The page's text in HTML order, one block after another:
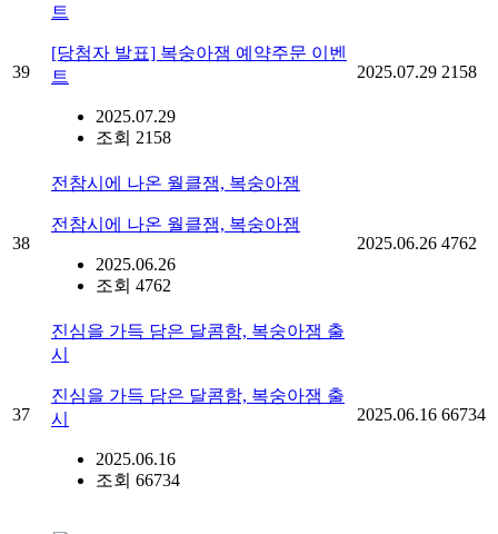
39
트
[당첨자 발표] 복숭아잼 예약주문 이벤
트
2025.07.29
조회 2158
2025.07.29 2158
38
전참시에 나온 월클잼, 복숭아잼
전참시에 나온 월클잼, 복숭아잼
2025.06.26
조회 4762
2025.06.26 4762
37
진심을 가득 담은 달콤함, 복숭아잼 출
시
진심을 가득 담은 달콤함, 복숭아잼 출
시
2025.06.16
조회 66734
2025.06.16 66734